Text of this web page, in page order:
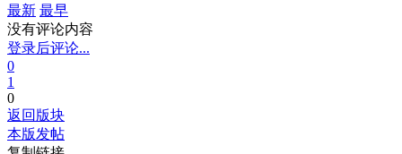
最新 最早
没有评论内容
登录后评论...
0
1
0
返回版块
本版发帖